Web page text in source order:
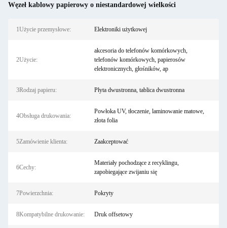
Węzeł kablowy papierowy o niestandardowej wielkości
1Użycie przemysłowe: Elektroniki użytkowej
2Użycie:
akcesoria do telefonów komórkowych,
telefonów komórkowych, papierosów
elektronicznych, głośników, ap
3Rodzaj papieru: Płyta dwustronna, tablica dwustronna
4Obsługa drukowania:
Powłoka UV, tłoczenie, laminowanie matowe,
złota folia
5Zamówienie klienta: Zaakceptować
6Cechy:
Materiały pochodzące z recyklingu,
zapobiegające zwijaniu się
7Powierzchnia: Pokryty
8Kompatybilne drukowanie: Druk offsetowy